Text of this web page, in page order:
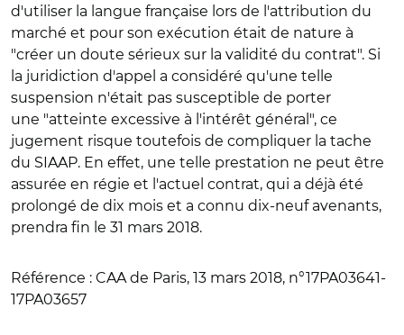
d'utiliser la langue française lors de l'attribution du
marché et pour son exécution était de nature à
"créer un doute sérieux sur la validité du contrat". Si
la juridiction d'appel a considéré qu'une telle
suspension n'était pas susceptible de porter
une "atteinte excessive à l'intérêt général", ce
jugement risque toutefois de compliquer la tache
du SIAAP. En effet, une telle prestation ne peut être
assurée en régie et l'actuel contrat, qui a déjà été
prolongé de dix mois et a connu dix-neuf avenants,
prendra fin le 31 mars 2018.
Référence : CAA de Paris, 13 mars 2018, n°17PA03641-
17PA03657